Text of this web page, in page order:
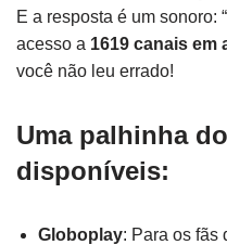
E a resposta é um sonoro:
acesso a 1619 canais em
você não leu errado!
Uma palhinha
disponíveis:
Globoplay: Para os fãs